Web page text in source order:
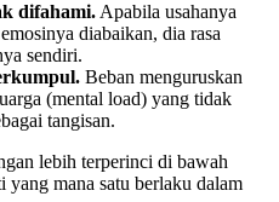
difahami. Apabila usahanya
diabaikan, dia rasa
sendiri.
Beban menguruskan
(mental load) yang tidak
tangisan.
lebih terperinci di bawah
yang mana satu berlaku dalam